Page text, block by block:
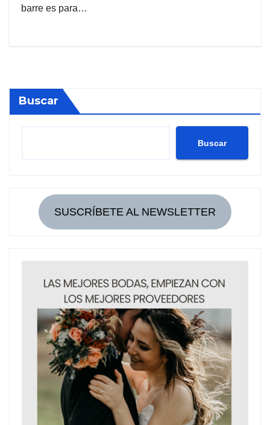
barre es para…
Buscar
Buscar
SUSCRÍBETE AL NEWSLETTER